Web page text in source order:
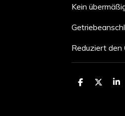
Kein
Reduziert
T
T
T